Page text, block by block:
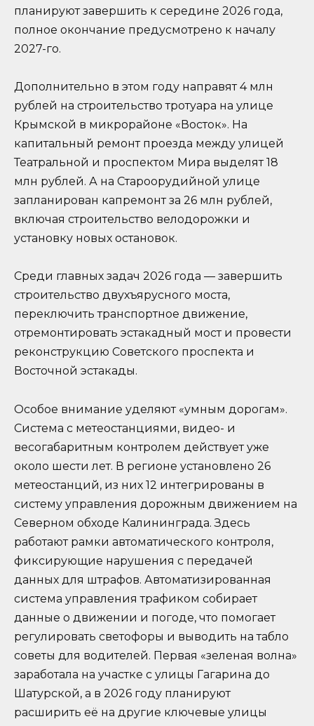
планируют завершить к середине 2026 года,
полное окончание предусмотрено к началу
2027-го.
Дополнительно в этом году направят 4 млн
рублей на строительство тротуара на улице
Крымской в микрорайоне «Восток». На
капитальный ремонт проезда между улицей
Театральной и проспектом Мира выделят 18
млн рублей. А на Староорудийной улице
запланирован капремонт за 26 млн рублей,
включая строительство велодорожки и
установку новых остановок.
Среди главных задач 2026 года — завершить
строительство двухъярусного моста,
переключить транспортное движение,
отремонтировать эстакадный мост и провести
реконструкцию Советского проспекта и
Восточной эстакады.
Особое внимание уделяют «умным дорогам».
Система с метеостанциями, видео- и
весогабаритным контролем действует уже
около шести лет. В регионе установлено 26
метеостанций, из них 12 интегрированы в
систему управления дорожным движением на
Северном обходе Калининграда. Здесь
работают рамки автоматического контроля,
фиксирующие нарушения с передачей
данных для штрафов. Автоматизированная
система управления трафиком собирает
данные о движении и погоде, что помогает
регулировать светофоры и выводить на табло
советы для водителей. Первая «зеленая волна»
заработала на участке с улицы Гагарина до
Шатурской, а в 2026 году планируют
расширить её на другие ключевые улицы